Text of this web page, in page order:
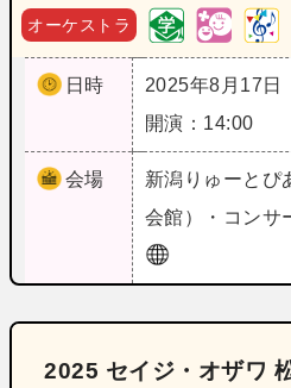
オーケストラ
日時
2025年8月17日
開演：14:00
会場 新潟 りゅーとぴ
会館）・コンサ
2025 セイジ・オザワ